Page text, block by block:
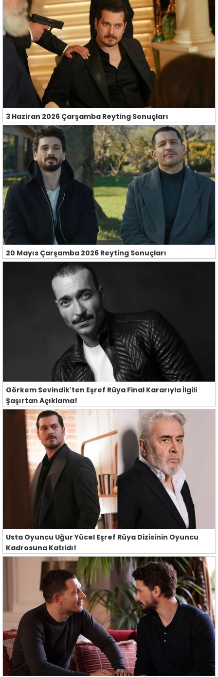
3 Haziran 2026 Çarşamba Reyting Sonuçları
20 Mayıs Çarşamba 2026 Reyting Sonuçları
Görkem Sevindik'ten Eşref Rüya Final Kararıyla İlgili
Şaşırtan Açıklama!
Usta Oyuncu Uğur Yücel Eşref Rüya Dizisinin Oyuncu
Kadrosuna Katıldı!